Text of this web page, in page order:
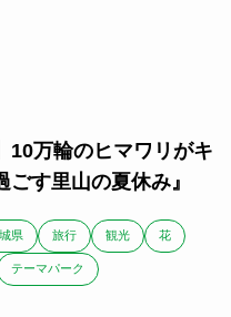
10万輪のヒマワリがキ
す里山の夏休み』
県 旅行 観光 花
テーマパーク